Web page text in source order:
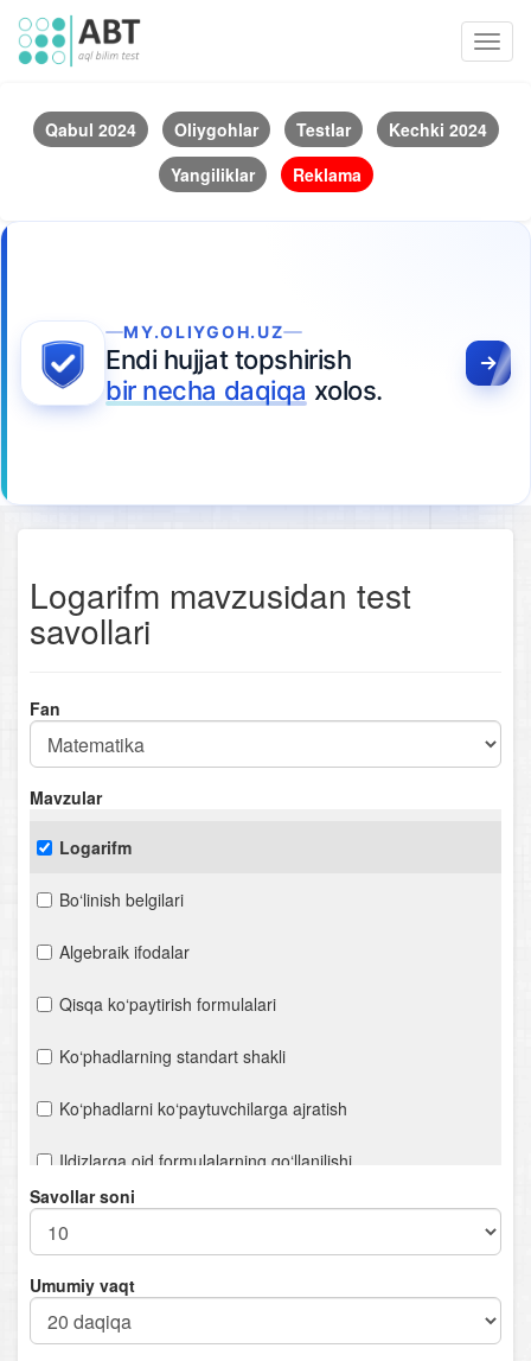
Qabul 2024 Oliygohlar Testlar
Kechki 2024
Yangiliklar
Reklama
MY.OLIYGOH.UZ
Endi hujjat topshirish
bir necha daqiqa xolos.
Logarifm mavzusidan test
savollari
Fan
Mavzular
Logarifm
Bo‘linish belgilari
Algebraik ifodalar
Qisqa ko‘paytirish formulalari
Ko‘phadlarning standart shakli
Ko‘phadlarni ko‘paytuvchilarga ajratish
Ildizlarga oid formulalarning qo‘llanilishi
Hisoblashga oid misollar
n- darajali ildiz. Ratsional ko‘rsatkichli daraja
Savollar soni
Umumiy vaqt